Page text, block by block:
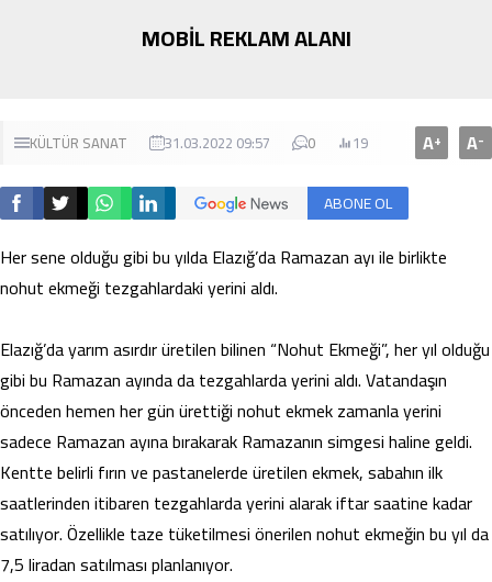
MOBİL REKLAM ALANI
KÜLTÜR SANAT 31.03.2022 09:57 0 19 A+ A-
ABONE OL
Her sene olduğu gibi bu yılda Elazığ’da Ramazan ayı ile birlikte
nohut ekmeği tezgahlardaki yerini aldı.
Elazığ’da yarım asırdır üretilen bilinen “Nohut Ekmeği”, her yıl olduğu
gibi bu Ramazan ayında da tezgahlarda yerini aldı. Vatandaşın
önceden hemen her gün ürettiği nohut ekmek zamanla yerini
sadece Ramazan ayına bırakarak Ramazanın simgesi haline geldi.
Kentte belirli fırın ve pastanelerde üretilen ekmek, sabahın ilk
saatlerinden itibaren tezgahlarda yerini alarak iftar saatine kadar
satılıyor. Özellikle taze tüketilmesi önerilen nohut ekmeğin bu yıl da
7,5 liradan satılması planlanıyor.